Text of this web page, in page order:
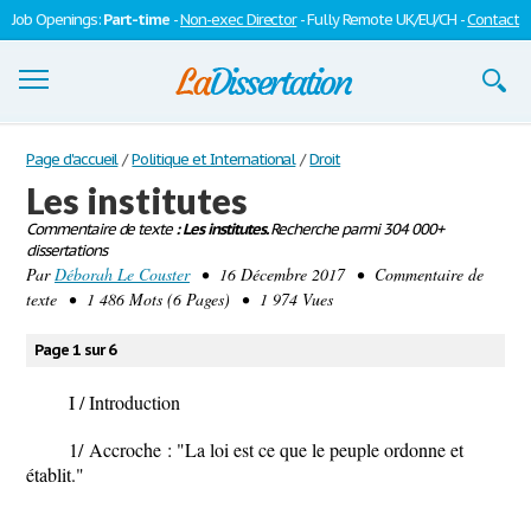
Job Openings:Part-time -Non-exec Director- Fully Remote UK/EU/CH -Contact
Dissertations
S'inscrire
Se connecter
Contactez-nous
Page d'accueil / Politique et International / Droit
Les institutes
Commentaire de texte: Les institutes.Recherche parmi 304 000+
dissertations
ParDéborah Le Couster• 16 Décembre 2017 • Commentaire de
texte • 1 486 Mots (6 Pages) • 1 974 Vues
Page 1 sur 6
I / Introduction
1/Accroche : "La loi est ce que le peuple ordonne et
établit."